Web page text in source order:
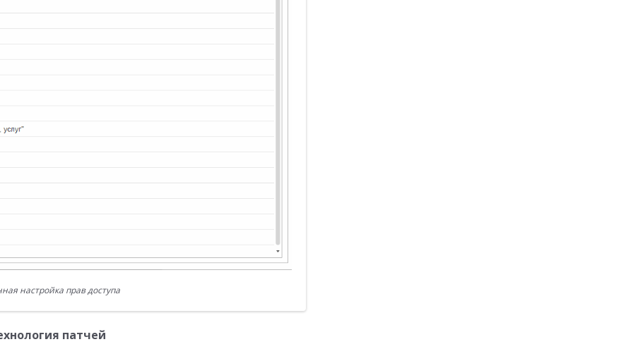
настройка прав доступа
патчей